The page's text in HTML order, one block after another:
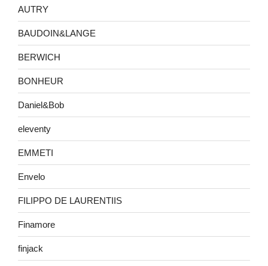
AUTRY
BAUDOIN&LANGE
BERWICH
BONHEUR
Daniel&Bob
eleventy
EMMETI
Envelo
FILIPPO DE LAURENTIIS
Finamore
finjack